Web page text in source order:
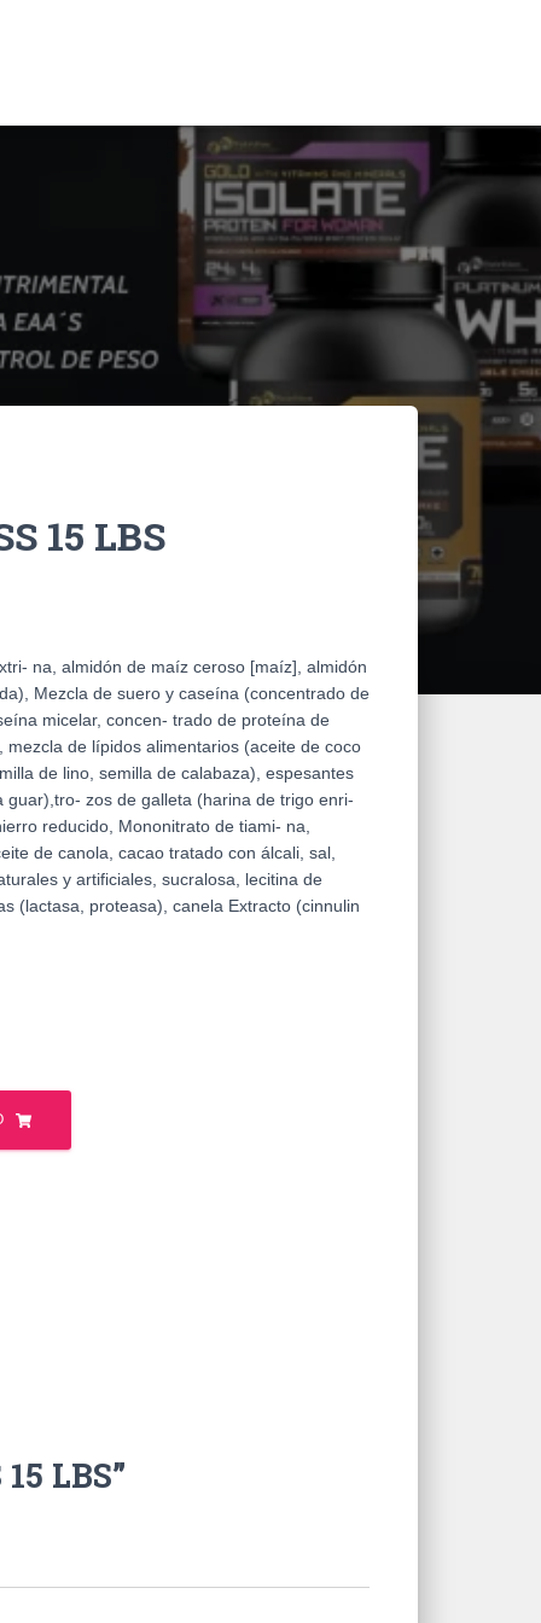
15 LBS
na, almidón de maíz ceroso [maíz], almidón
Mezcla de suero y caseína (concentrado de
micelar, concen- trado de proteína de
de lípidos alimentarios (aceite de coco
de lino, semilla de calabaza), espesantes
zos de galleta (harina de trigo enri-
reducido, Mononitrato de tiami- na,
de canola, cacao tratado con álcali, sal,
y artificiales, sucralosa, lecitina de
(lactasa, proteasa), canela Extracto (cinnulin
LBS”